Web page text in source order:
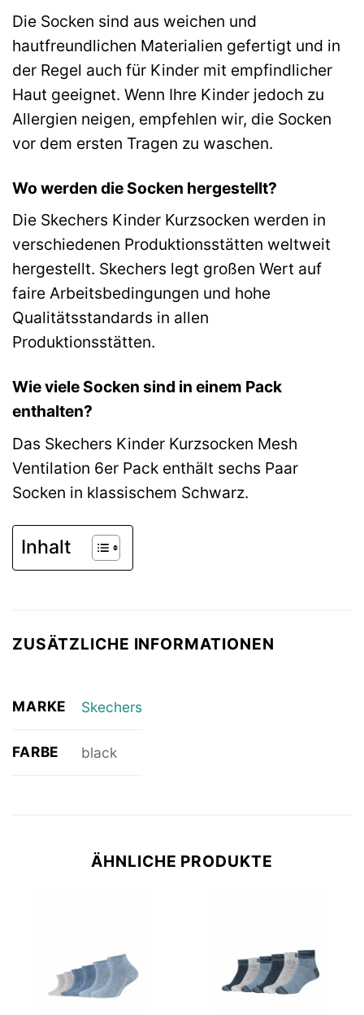
Die Socken sind aus weichen und
hautfreundlichen Materialien gefertigt und in
der Regel auch für Kinder mit empfindlicher
Haut geeignet. Wenn Ihre Kinder jedoch zu
Allergien neigen, empfehlen wir, die Socken
vor dem ersten Tragen zu waschen.
Wo werden die Socken hergestellt?
Die Skechers Kinder Kurzsocken werden in
verschiedenen Produktionsstätten weltweit
hergestellt. Skechers legt großen Wert auf
faire Arbeitsbedingungen und hohe
Qualitätsstandards in allen
Produktionsstätten.
Wie viele Socken sind in einem Pack
enthalten?
Das Skechers Kinder Kurzsocken Mesh
Ventilation 6er Pack enthält sechs Paar
Socken in klassischem Schwarz.
Inhalt
ZUSÄTZLICHE INFORMATIONEN
MARKE Skechers
FARBE black
ÄHNLICHE PRODUKTE